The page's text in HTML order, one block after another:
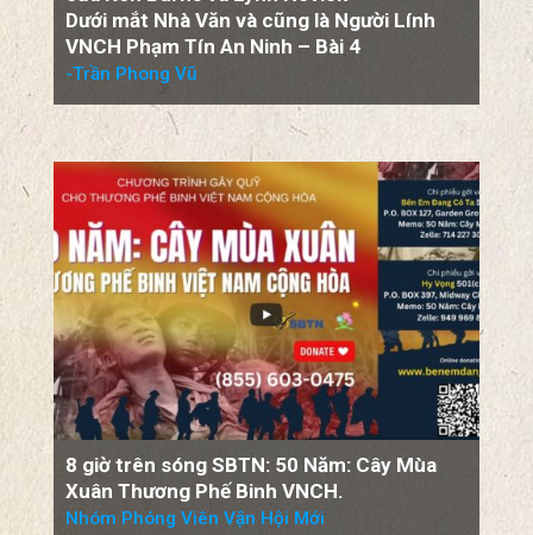
Bộ phim “The Vietnam War”
của Ken Burns và Lynn Novick
Dưới mắt Nhà Văn và cũng là Người Lính
VNCH Phạm Tín An Ninh – Bài 4
-Trần Phong Vũ